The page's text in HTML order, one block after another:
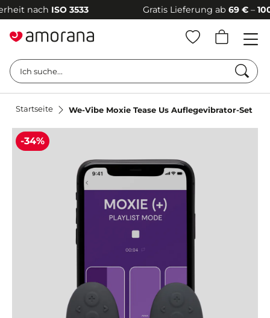
nachISO 3533 Gratis Lieferung ab69 € –100 %
Ich suche...
Startseite We-Vibe Moxie Tease Us Auflegevibrator-Set
-34%